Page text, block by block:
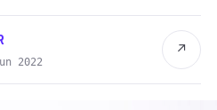
2022
↗